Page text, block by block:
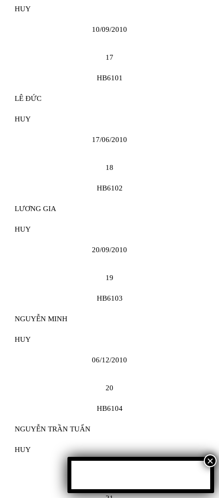
HUY
10/09/2010
17
HB6101
LÊ ĐỨC
HUY
17/06/2010
18
HB6102
LƯƠNG GIA
HUY
20/09/2010
19
HB6103
NGUYỄN MINH
HUY
06/12/2010
20
HB6104
NGUYỄN TRẦN TUẤN
HUY